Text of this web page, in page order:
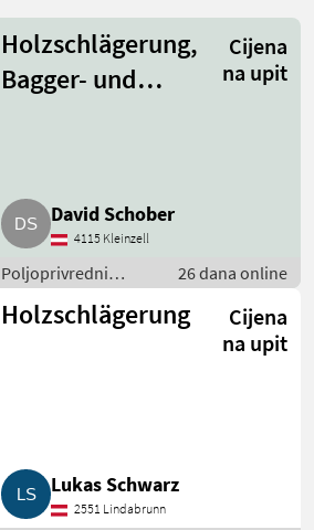
Holzschlägerung,
Bagger- und
Cijena
na upit
David Schober
4115 Kleinzell
Poljoprivredni
uslužni radovi /
Prorjeđivanje
26 dana online
Holzschlägerung
Cijena
na upit
Lukas Schwarz
2551 Lindabrunn